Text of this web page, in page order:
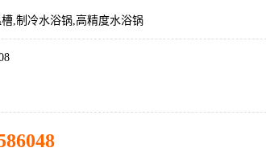
,制冷水浴锅,高精度水浴锅